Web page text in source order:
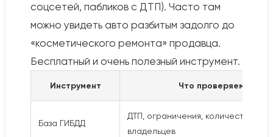
соцсетей, пабликов с ДТП). Часто там
можно увидеть авто разбитым задолго до
«косметического ремонта» продавца.
Бесплатный и очень полезный инструмент.
Инструмент Что проверяем
База ГИБДД
ДТП, ограничения, количество
владельцев